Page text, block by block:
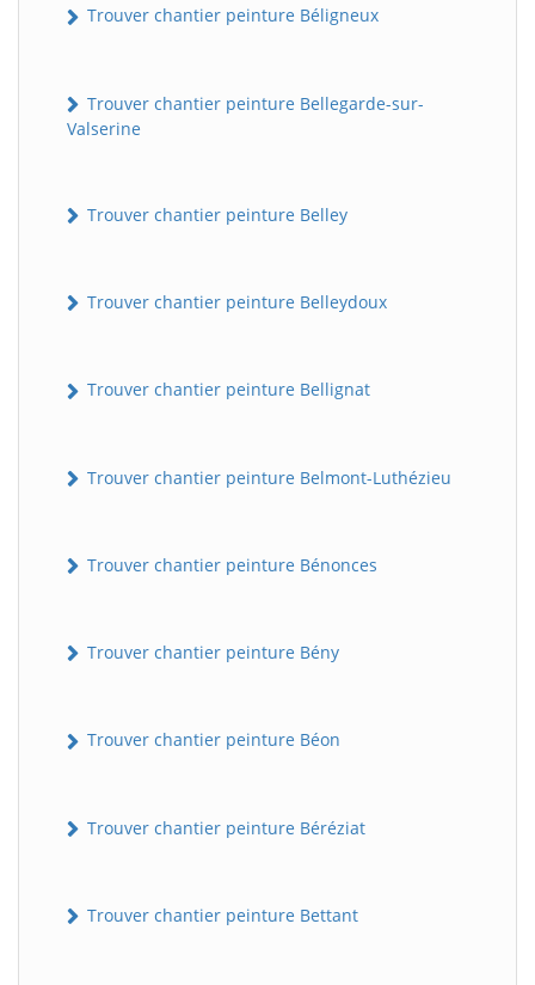
Trouver chantier peinture Béligneux
Trouver chantier peinture Bellegarde-sur-
Valserine
Trouver chantier peinture Belley
Trouver chantier peinture Belleydoux
Trouver chantier peinture Bellignat
Trouver chantier peinture Belmont-Luthézieu
Trouver chantier peinture Bénonces
Trouver chantier peinture Bény
Trouver chantier peinture Béon
Trouver chantier peinture Béréziat
Trouver chantier peinture Bettant